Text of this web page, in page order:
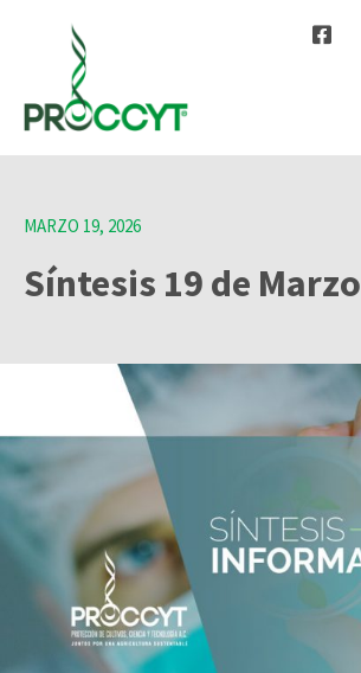
MARZO 19, 2026
Síntesis 19 de Marzo